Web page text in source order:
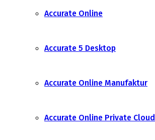
Accurate Online
Accurate 5 Desktop
Accurate Online Manufaktur
Accurate Online Private Cloud